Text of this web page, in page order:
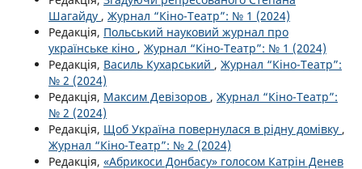
Шагайду , Журнал “Кіно-Театр”: № 1 (2024)
Редакція, Польський науковий журнал про
українське кіно , Журнал “Кіно-Театр”: № 1 (2024)
Редакція, Василь Кухарський , Журнал “Кіно-Театр”:
№ 2 (2024)
Редакція, Максим Девізоров , Журнал “Кіно-Театр”:
№ 2 (2024)
Редакція, Щоб Україна повернулася в рідну домівку ,
Журнал “Кіно-Театр”: № 2 (2024)
Редакція, «Абрикоси Донбасу» голосом Катрін Денев